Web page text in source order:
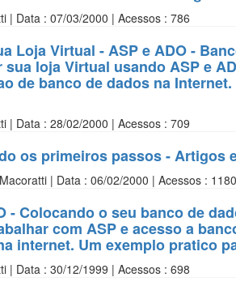
| Data : 07/03/2000 | Acessos : 786
Loja Virtual - ASP e ADO -
loja Virtual usando ASP e
de banco de dados na
| Data : 28/02/2000 | Acessos : 709
os primeiros passos - Artigos
| Data : 06/02/2000 | Acessos : 1180
- Colocando o seu banco de
com ASP e acesso a
internet. Um exemplo pratico
| Data : 30/12/1999 | Acessos : 698